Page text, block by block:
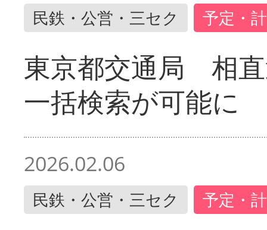
民鉄・公営・三セク 予定・
東京都交通局 相
一括検索が可能に
2026.02.06
民鉄・公営・三セク 予定・